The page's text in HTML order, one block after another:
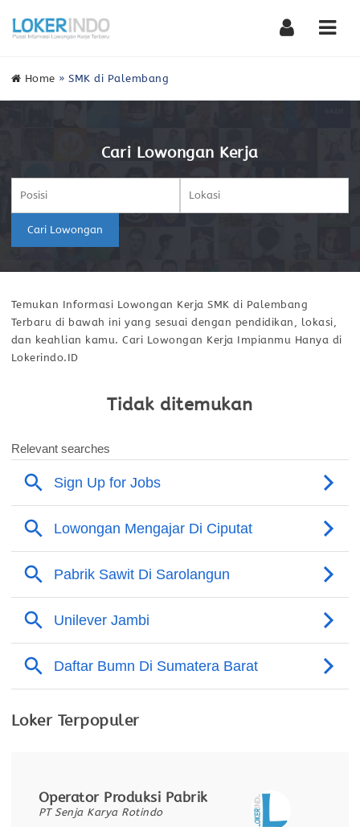
Home »SMK di Palembang
Cari Lowongan Kerja
Cari Lowongan
Temukan Informasi Lowongan Kerja SMK di Palembang
Terbaru di bawah ini yang sesuai dengan pendidikan, lokasi,
dan keahlian kamu. Cari Lowongan Kerja Impianmu Hanya di
Lokerindo.ID
Tidak ditemukan
Loker Terpopuler
Operator Produksi Pabrik
PT Senja Karya Rotindo